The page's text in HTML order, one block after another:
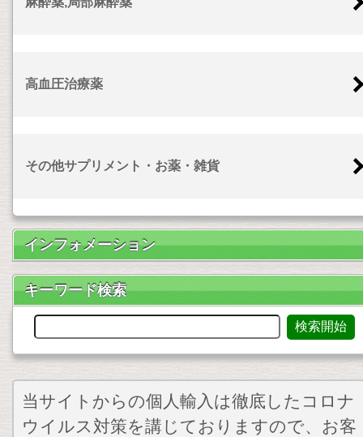
高血圧治療薬
その他サプリメント・お薬・雑貨
インフォメーション
キーワード検索
当サイトからの個人輸入は徹底したコロナ
ウイルス対策を講じておりますので、お客